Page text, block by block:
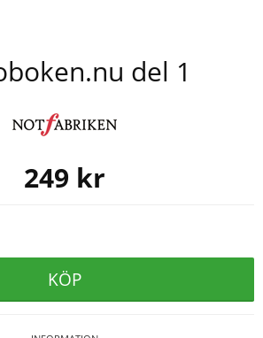
del 1
249 kr
KÖP